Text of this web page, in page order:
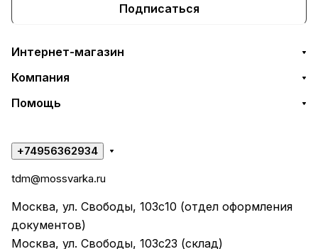
Подписаться
Интернет-магазин
Компания
Помощь
+74956362934
tdm@mossvarka.ru
Москва, ул. Свободы, 103с10 (отдел оформления
документов)
Москва, ул. Свободы, 103с23 (склад)